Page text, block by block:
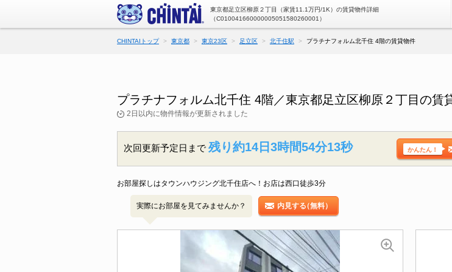
東京都足立区柳原２丁目（家賃11.1万円/1K）の賃貸物件詳細
（C010041660000005051580260001）
CHINTAIトップ 東京都 東京23区 足立区 北千住駅 プラチナフォルム北千住 4階の賃貸物件
プラチナフォルム北千住 4階／東京都足立区柳原２丁目の賃
2日以内に物件情報が更新されました
次回更新予定日まで 残り約14日3時間54分12秒 かんたん！
お部屋探しはタウンハウジング北千住店へ！お店は西口徒歩3分
実際にお部屋を見てみませんか？ 内見する（無料）